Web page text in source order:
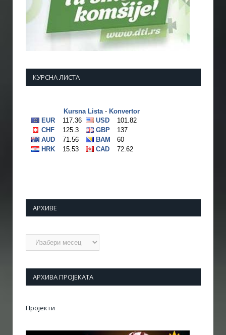
КУРСНА ЛИСТА
АРХИВЕ
Архиве
АРХИВА ПРОЈЕКАТА
Пројекти